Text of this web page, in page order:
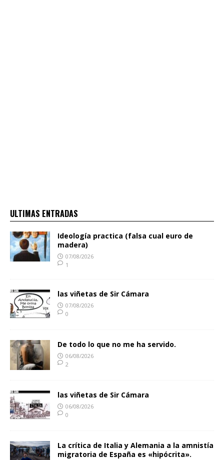
ULTIMAS ENTRADAS
Ideología practica (falsa cual euro de
madera)
07/08/2026
1
las viñetas de Sir Cámara
07/08/2026
0
De todo lo que no me ha servido.
06/08/2026
2
las viñetas de Sir Cámara
06/08/2026
0
La crítica de Italia y Alemania a la amnistía
migratoria de España es «hipócrita».